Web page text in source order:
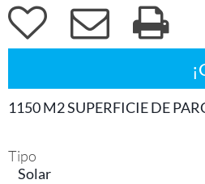
1150 M2 SUPERFICIE DE
Tipo
Solar